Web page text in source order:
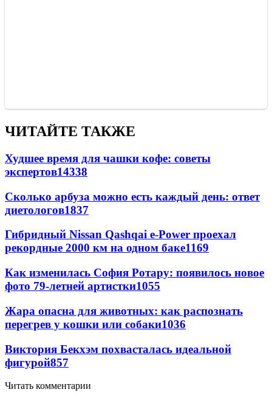
ЧИТАЙТЕ ТАКЖЕ
Худшее время для чашки кофе: советы
экспертов14338
Сколько арбуза можно есть каждый день: ответ
диетологов1837
Гибридный Nissan Qashqai e-Power проехал
рекордные 2000 км на одном баке1169
Как изменилась София Ротару: появилось новое
фото 79-летней артистки1055
Жара опасна для животных: как распознать
перегрев у кошки или собаки1036
Виктория Бекхэм похвасталась идеальной
фигурой857
Читать комментарии